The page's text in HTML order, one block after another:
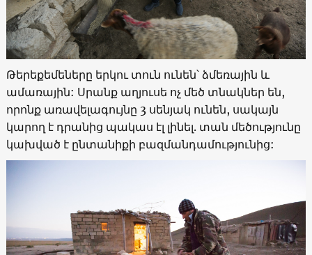
Թերեքեմեները երկու տուն ունեն՝ ձմեռային և
ամառային: Սրանք աղյուսե ոչ մեծ տնակներ են,
որոնք առավելագույնը 3 սենյակ ունեն, սակայն
կարող է դրանից պակաս էլ լինել. տան մեծությունը
կախված է ընտանիքի բազմանդամությունից: